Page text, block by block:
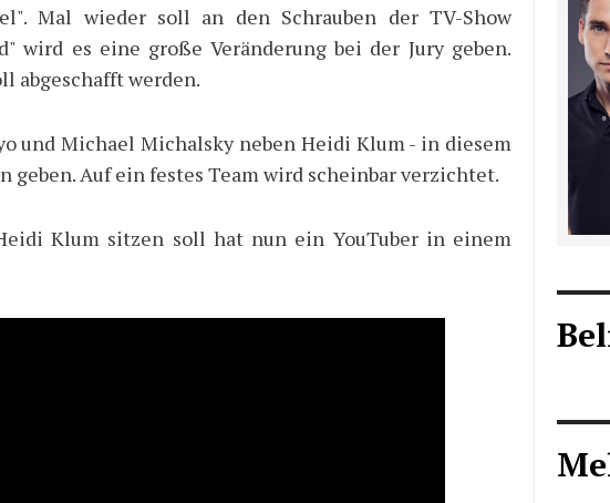
Mal wieder soll an den Schrauben der TV-Show
wird es eine große Veränderung bei der Jury geben.
abgeschafft werden.
und Michael Michalsky neben Heidi Klum - in diesem
geben. Auf ein festes Team wird scheinbar verzichtet.
Klum sitzen soll hat nun ein YouTuber in einem